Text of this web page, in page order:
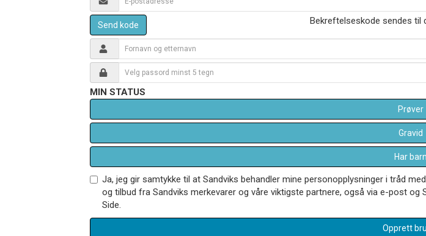
Send kode Bekreftelseskode sendes til
MIN STATUS
Prøver
Gravid
Har barn
Ja, jeg gir samtykke til at Sandviks behandler mine personopplysninger i tråd med
og tilbud fra Sandviks merkevarer og våre viktigste partnere, også via e-post
Side.
Opprett